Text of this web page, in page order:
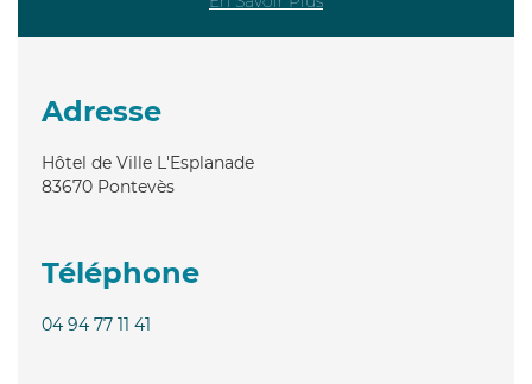
Adresse
Hôtel de Ville L'Esplanade
83670 Pontevès
Téléphone
04 94 77 11 41